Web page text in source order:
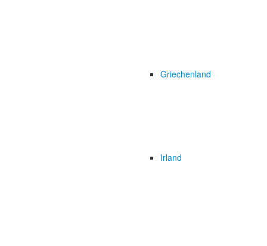
Griechenland
Irland